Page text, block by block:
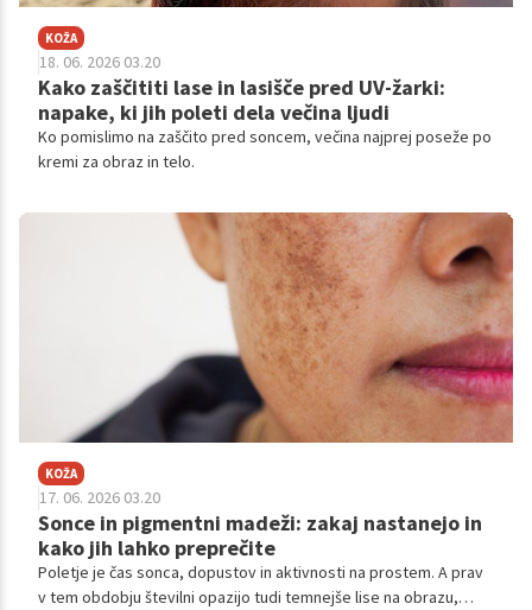
KOŽA
18. 06. 2026 03.20
Kako zaščititi lase in lasišče pred UV-žarki:
napake, ki jih poleti dela večina ljudi
Ko pomislimo na zaščito pred soncem, večina najprej poseže po
kremi za obraz in telo.
KOŽA
17. 06. 2026 03.20
Sonce in pigmentni madeži: zakaj nastanejo in
kako jih lahko preprečite
Poletje je čas sonca, dopustov in aktivnosti na prostem. A prav
v tem obdobju številni opazijo tudi temnejše lise na obrazu,